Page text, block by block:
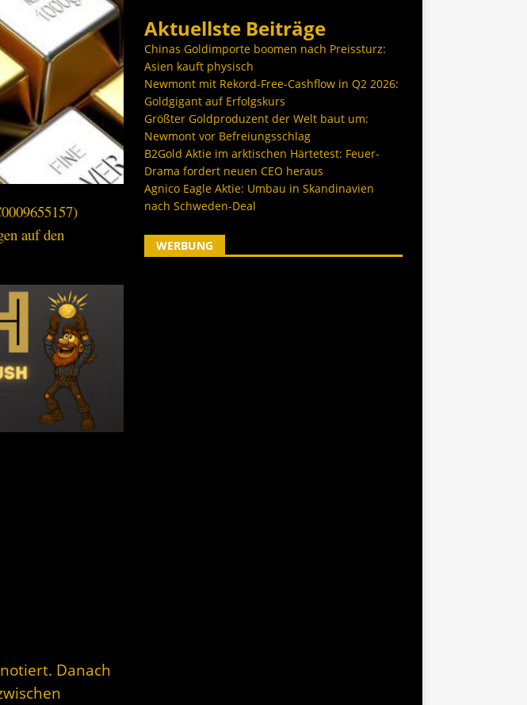
auf den
Danach
Aktuellste Beiträge
Chinas Goldimporte boomen nach Preissturz:
Asien kauft physisch
Newmont mit Rekord-Free-Cashflow in Q2 2026:
Goldgigant auf Erfolgskurs
Größter Goldproduzent der Welt baut um:
Newmont vor Befreiungsschlag
B2Gold Aktie im arktischen Härtetest: Feuer-
Drama fordert neuen CEO heraus
Agnico Eagle Aktie: Umbau in Skandinavien
nach Schweden-Deal
WERBUNG